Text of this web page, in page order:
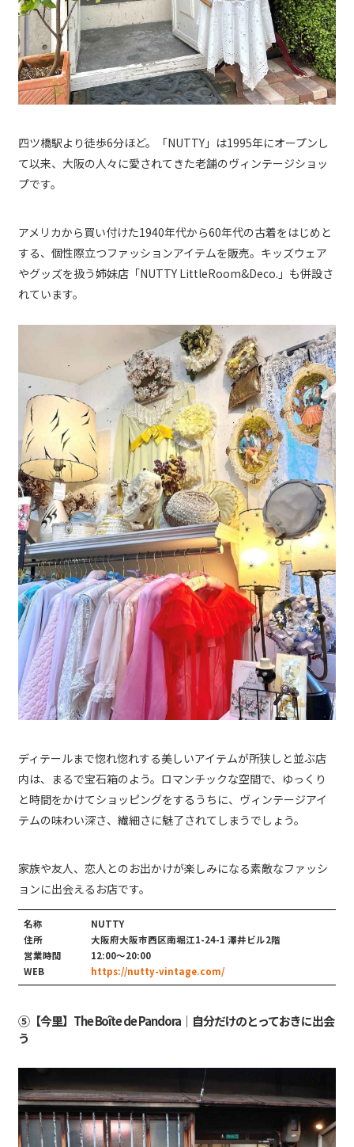
四ツ橋駅より徒歩6分ほど。「NUTTY」は1995年にオープンし
て以来、大阪の人々に愛されてきた老舗のヴィンテージショッ
プです。
アメリカから買い付けた1940年代から60年代の古着をはじめと
する、個性際立つファッションアイテムを販売。キッズウェア
やグッズを扱う姉妹店「NUTTY LittleRoom&Deco.」も併設さ
れています。
ディテールまで惚れ惚れする美しいアイテムが所狭しと並ぶ店
内は、まるで宝石箱のよう。ロマンチックな空間で、ゆっくり
と時間をかけてショッピングをするうちに、ヴィンテージアイ
テムの味わい深さ、繊細さに魅了されてしまうでしょう。
家族や友人、恋人とのお出かけが楽しみになる素敵なファッシ
ョンに出会えるお店です。
名称
NUTTY
住所
大阪府大阪市西区南堀江1-24-1 澤井ビル2階
営業時間
12:00〜20:00
WEB
https://nutty-vintage.com/
⑤【今里】The Boîte de Pandora｜自分だけのとっておきに出会
う